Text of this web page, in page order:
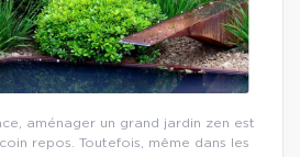
aménager un grand jardin zen est
repos. Toutefois, même dans les